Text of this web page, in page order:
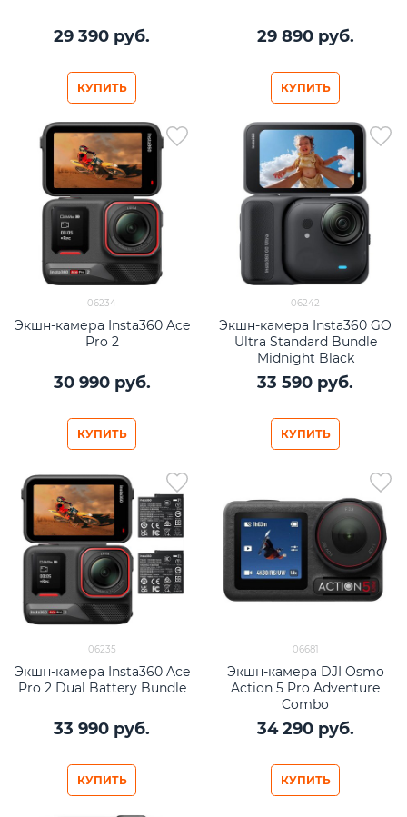
29 390 руб.
КУПИТЬ
29 890 руб.
КУПИТЬ
06234
Экшн-камера Insta360 Ace
Pro 2
30 990 руб.
КУПИТЬ
06242
Экшн-камера Insta360 GO
Ultra Standard Bundle
Midnight Black
33 590 руб.
КУПИТЬ
06235
Экшн-камера Insta360 Ace
Pro 2 Dual Battery Bundle
33 990 руб.
КУПИТЬ
06681
Экшн-камера DJI Osmo
Action 5 Pro Adventure
Combo
34 290 руб.
КУПИТЬ